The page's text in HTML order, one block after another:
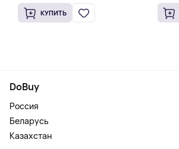
КУПИТЬ
DoBuy
Россия
Беларусь
Казахстан